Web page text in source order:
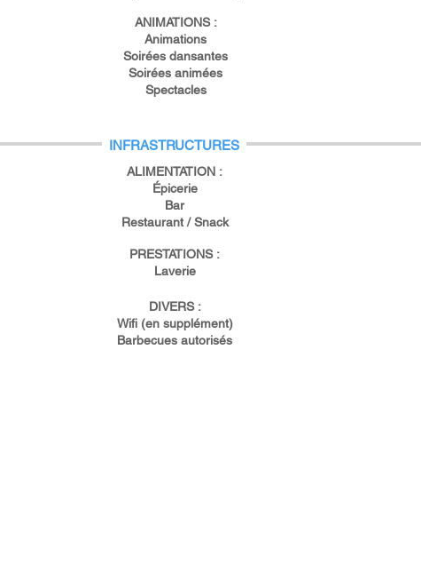
ANIMATIONS :
Animations
Soirées dansantes
Soirées animées
Spectacles
INFRASTRUCTURES
ALIMENTATION :
Épicerie
Bar
Restaurant / Snack
PRESTATIONS :
Laverie
DIVERS :
Wifi (en supplément)
Barbecues autorisés